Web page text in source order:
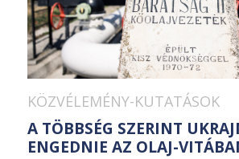
KÖZVÉLEMÉNY-KUTATÁSOK
A TÖBBSÉG SZERINT
ENGEDNIE AZ OLAJ-